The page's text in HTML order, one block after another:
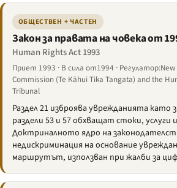
ОБЩЕСТВЕН + ЧАСТЕН
Закон за правата на човека от
Human Rights Act 1993
Приет 1993 · В сила от1994 ·
Commission (Te Kāhui Tika Tangata) and the
Tribunal
Раздел 21 изброява уврежданията като
раздели 53 и 57 обхващат стоки, услуги
Доктриналното ядро на
недискриминация на основание
маршрутът, използван при жалби за